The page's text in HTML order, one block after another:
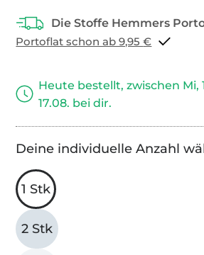
Portoflat schon ab 9,95 €
Heute bestellt, zwischen Mi,
17.08. bei dir.
Deine individuelle Anzahl
1 Stk
2 Stk